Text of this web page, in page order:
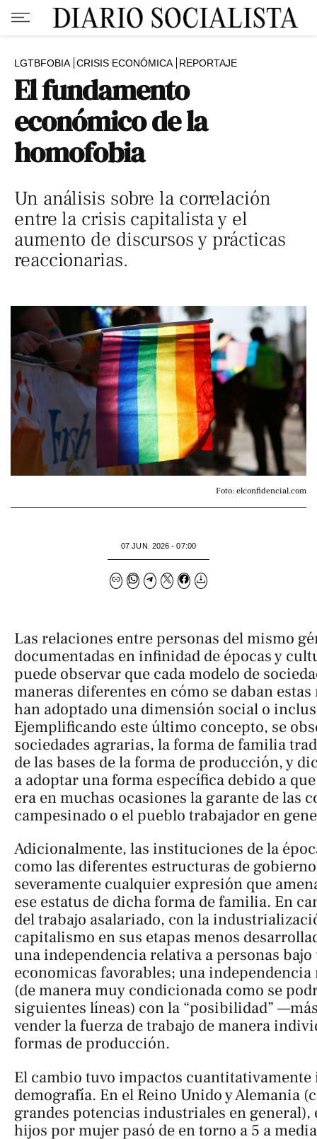
LGTBFOBIA CRISIS ECONÓMICA REPORTAJE
El fundamento
económico de la
homofobia
Un análisis sobre la correlación
entre la crisis capitalista y el
aumento de discursos y prácticas
reaccionarias.
Foto: elconfidencial.com
07 JUN. 2026 - 07:00
Las relaciones entre personas del mismo
documentadas en infinidad de épocas y
puede observar que cada modelo de
maneras diferentes en cómo se daban
han adoptado una dimensión social o
Ejemplificando este último concepto, se
sociedades agrarias, la forma de familia
de las bases de la forma de producción, y
a adoptar una forma específica debido a
era en muchas ocasiones la garante de las
campesinado o el pueblo trabajador en
Adicionalmente, las instituciones de la
como las diferentes estructuras de
severamente cualquier expresión que
ese estatus de dicha forma de familia. En
del trabajo asalariado, con la
capitalismo en sus etapas menos
una independencia relativa a personas
economicas favorables; una
(de manera muy condicionada como se
siguientes líneas) con la “posibilidad”
vender la fuerza de trabajo de manera
formas de producción.
El cambio tuvo impactos cuantitativamente
demografía. En el Reino Unido y Alemania
grandes potencias industriales en general),
hijos por mujer pasó de en torno a 5 a